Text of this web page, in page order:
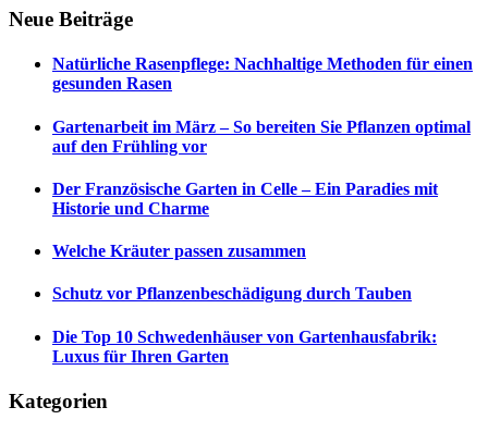
Neue Beiträge
Natürliche Rasenpflege: Nachhaltige Methoden für einen
gesunden Rasen
Gartenarbeit im März – So bereiten Sie Pflanzen optimal
auf den Frühling vor
Der Französische Garten in Celle – Ein Paradies mit
Historie und Charme
Welche Kräuter passen zusammen
Schutz vor Pflanzenbeschädigung durch Tauben
Die Top 10 Schwedenhäuser von Gartenhausfabrik:
Luxus für Ihren Garten
Kategorien